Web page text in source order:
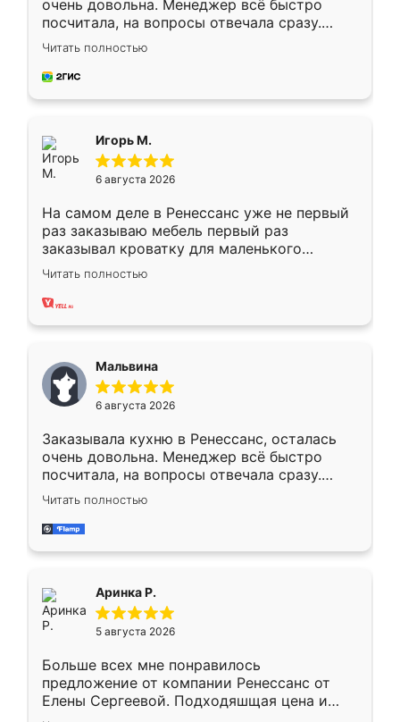
очень довольна. Менеджер всё быстро
посчитала, на вопросы отвечала сразу.
Замерщик приехал в субботу, подошёл к
делу со всей ответственностью. Собрали
за день, ребята работали аккуратно, даже
Читать полностью
Игорь М.
6 августа 2026
На самом деле в Ренессанс уже не первый
раз заказываю мебель первый раз
заказывал кроватку для маленького
ребёнка при его рождении ,во второй раз
заказал шкаф-купе. По качеству очень
хорошее сборка достаточно быстрая,
меньше, здесь же он более разнообразный.
Мне нравится ,если что-то потребуется из
мебели буду заказывать только здесь.
Читать полностью
Мальвина
6 августа 2026
Заказывала кухню в Ренессанс, осталась
очень довольна. Менеджер всё быстро
посчитала, на вопросы отвечала сразу.
Замерщик приехал в субботу, подошёл к
делу со всей ответственностью. Собрали
за день, ребята работали аккуратно, даже
Читать полностью
Аринка Р.
5 августа 2026
Больше всех мне понравилось
предложение от компании Ренессанс от
Елены Сергеевой. Подходяшщая цена и
короткие сроки изготовления. Приехавший